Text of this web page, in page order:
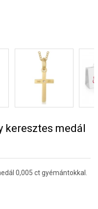
keresztes medál
0,005 ct gyémántokkal.